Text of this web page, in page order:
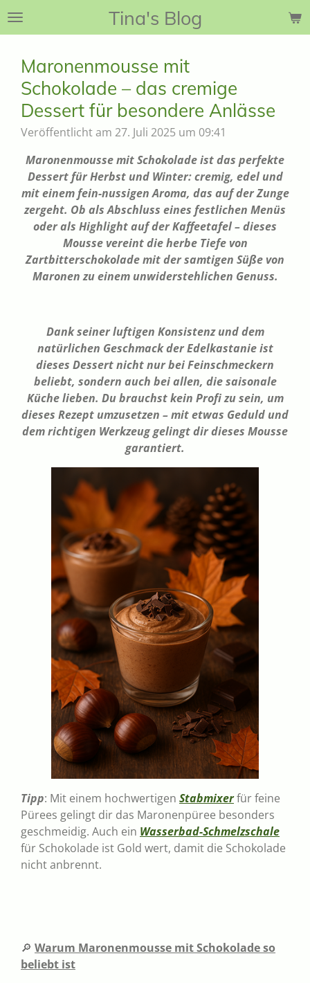
Zum
Tina's Blog
Maronenmousse mit
Schokolade – das cremige
Dessert für besondere Anlässe
Veröffentlicht am 27. Juli 2025 um 09:41
Maronenmousse mit Schokolade ist das perfekte
Dessert für Herbst und Winter: cremig, edel und
mit einem fein-nussigen Aroma, das auf der Zunge
zergeht. Ob als Abschluss eines festlichen Menüs
oder als Highlight auf der Kaffeetafel – dieses
Mousse vereint die herbe Tiefe von
Zartbitterschokolade mit der samtigen Süße von
Maronen zu einem unwiderstehlichen Genuss.
Dank seiner luftigen Konsistenz und dem
natürlichen Geschmack der Edelkastanie ist
dieses Dessert nicht nur bei Feinschmeckern
beliebt, sondern auch bei allen, die saisonale
Küche lieben. Du brauchst kein Profi zu sein, um
dieses Rezept umzusetzen – mit etwas Geduld und
dem richtigen Werkzeug gelingt dir dieses Mousse
garantiert.
Tipp: Mit einem hochwertigen Stabmixerfür feine
Pürees gelingt dir das Maronenpüree besonders
geschmeidig. Auch ein Wasserbad-Schmelzschale
für Schokolade ist Gold wert, damit die Schokolade
nicht anbrennt.
🔎 Warum Maronenmousse mit Schokolade so
beliebt ist